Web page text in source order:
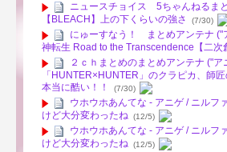
ニュースチョイス 5ちゃんねるま
【BLEACH】上の下くらいの強さ
(7/30)
にゅーすなう！ まとめアンテナ ("
神転生 Road to the Transcendence【二次
２ｃｈまとめのまとめアンテナ ("ア
「HUNTER×HUNTER」のクラピカ、師
本当に酷い！！
(7/30)
ウホウホあんてな - アニゲ / ニルフ
けど大分変わったね (12/5)
ウホウホあんてな - アニゲ / ニルフ
けど大分変わったね (12/5)